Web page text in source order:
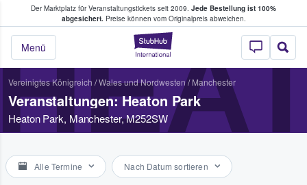
Der Marktplatz für Veranstaltungstickets seit 2009. Jede Bestellung ist 100%
abgesichert.Preise können vom Originalpreis abweichen.
StubHub - Wo
Menü
Tickets kaufen & verkaufen
Vereinigtes Königreich /Wales und Nordwesten/ Manchester
Veranstaltungen: Heaton Park
Heaton Park, Manchester, M252SW
Alle Termine Nach Datum sortieren